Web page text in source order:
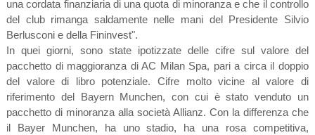
una cordata finanziaria di una quota di minoranza e che il controllo
del club rimanga saldamente nelle mani del Presidente Silvio
Berlusconi e della Fininvest".
In quei giorni, sono state ipotizzate delle cifre sul valore del
pacchetto di maggioranza di AC Milan Spa, pari a circa il doppio
del valore di libro potenziale. Cifre molto vicine al valore di
riferimento del Bayern Munchen, con cui è stato venduto un
pacchetto di minoranza alla società Allianz. Con la differenza che
il Bayer Munchen, ha uno stadio, ha una rosa competitiva,